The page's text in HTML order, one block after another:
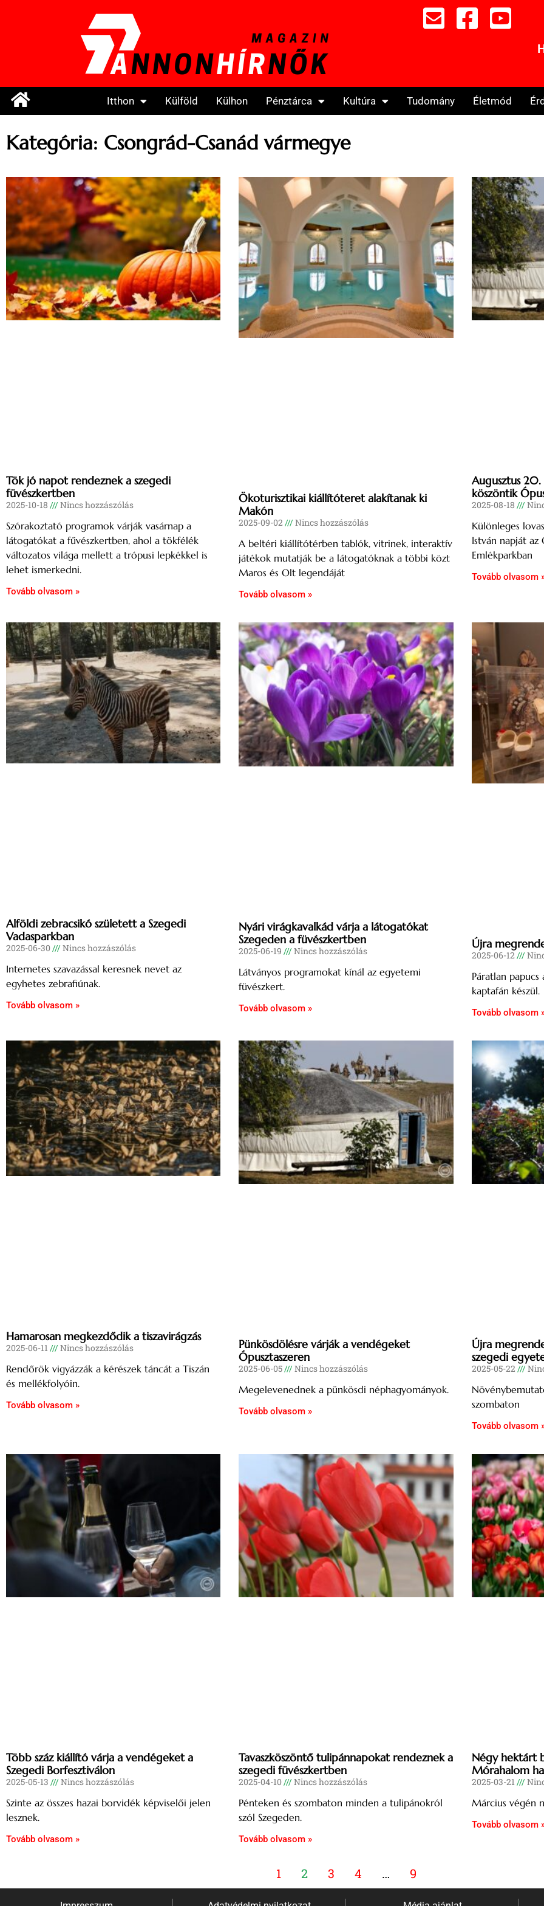
Itthon Külföld Külhon Pénztárca Kultúra Tudomány Életmód
Kategória: Csongrád-Csanád vármegye
Tök jó napot rendeznek a szegedi
füvészkertben
2025-10-18 Nincs hozzászólás
Szórakoztató programok várják vasárnap a
látogatókat a fűvészkertben, ahol a tökfélék
változatos világa mellett a trópusi lepkékkel is
lehet ismerkedni.
Tovább olvasom »
Ökoturisztikai kiállítóteret alakítanak ki
Makón
2025-09-02 Nincs hozzászólás
A beltéri kiállítótérben tablók, vitrinek, interaktív
játékok mutatják be a látogatóknak a többi közt
Maros és Olt legendáját
Tovább olvasom »
Augusztus 20.
köszöntik
2025-08-18
Különleges
István napját
Emlékparkban
Tovább olvasom
Alföldi zebracsikó született a Szegedi
Vadasparkban
2025-06-30 Nincs hozzászólás
Internetes szavazással keresnek nevet az
egyhetes zebrafiúnak.
Tovább olvasom »
Nyári virágkavalkád várja a látogatókat
Szegeden a füvészkertben
2025-06-19 Nincs hozzászólás
Látványos programokat kínál az egyetemi
füvészkert.
Tovább olvasom »
Újra
2025-06-12
Páratlan
kaptafán készül.
Tovább olvasom
Hamarosan megkezdődik a tiszavirágzás
2025-06-11 Nincs hozzászólás
Rendőrök vigyázzák a kérészek táncát a Tiszán
és mellékfolyóin.
Tovább olvasom »
Pünkösdölésre várják a vendégeket
Ópusztaszeren
2025-06-05 Nincs hozzászólás
Megelevenednek a pünkösdi néphagyományok.
Tovább olvasom »
Újra
szegedi
2025-05-22
szombaton
Tovább olvasom
Több száz kiállító várja a vendégeket a
Szegedi Borfesztiválon
2025-05-13 Nincs hozzászólás
Szinte az összes hazai borvidék képviselői jelen
lesznek.
Tovább olvasom »
Tavaszköszöntő tulipánnapokat rendeznek a
szegedi füvészkertben
2025-04-10 Nincs hozzászólás
Pénteken és szombaton minden a tulipánokról
szól Szegeden.
Tovább olvasom »
Négy hektárt
Mórahalom
2025-03-21
Március végén
Tovább olvasom
1 2 3 4 … 9